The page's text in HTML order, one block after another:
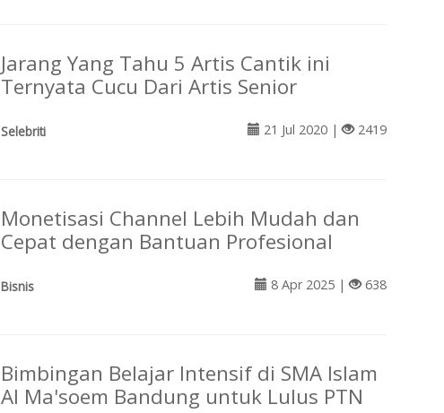
Jarang Yang Tahu 5 Artis Cantik ini
Ternyata Cucu Dari Artis Senior
Selebriti 21 Jul 2020 | 2419
Monetisasi Channel Lebih Mudah dan
Cepat dengan Bantuan Profesional
Bisnis 8 Apr 2025 | 638
Bimbingan Belajar Intensif di SMA Islam
Al Ma'soem Bandung untuk Lulus PTN